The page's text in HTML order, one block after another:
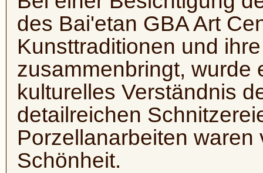
des Bai'etan GBA Art
Kunsttraditionen und
zusammenbringt, wurde
kulturelles Verständnis
detailreichen
Porzellanarbeiten
Schönheit.